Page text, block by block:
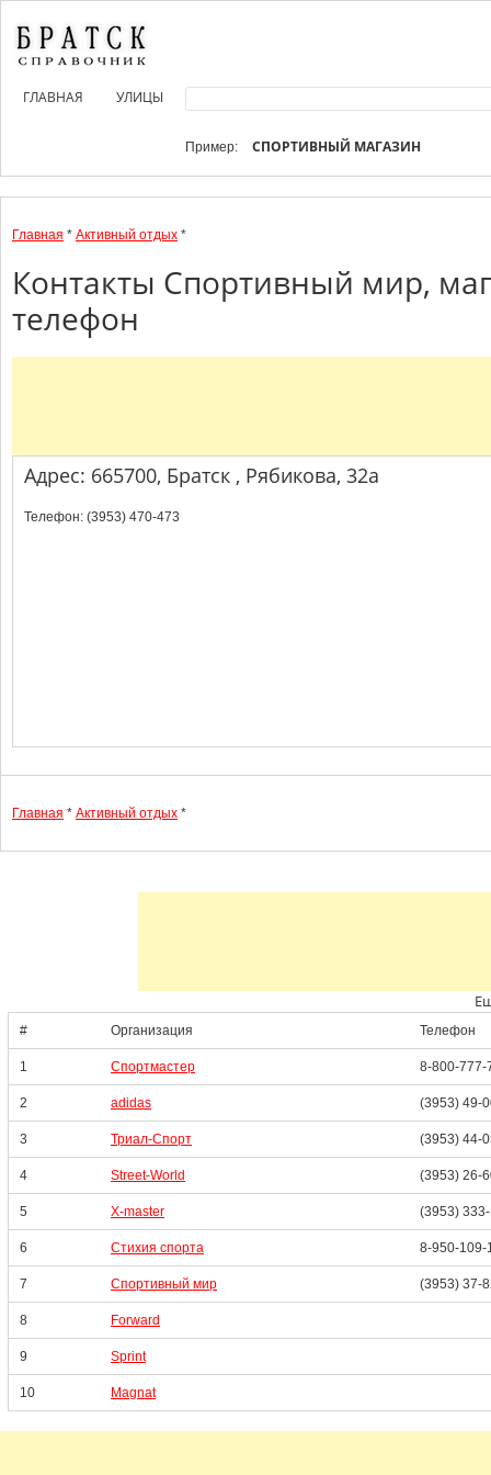
ГЛАВНАЯ УЛИЦЫ
Пример: СПОРТИВНЫЙ МАГАЗИН
Главная * Активный отдых *
Контакты Спортивный мир,
телефон
Адрес: 665700, Братск , Рябикова, 32а
Телефон: (3953) 470-473
Главная * Активный отдых *
# Организация Телефон
1 Спортмастер 8-800-777-
2 adidas (3953) 49-
3 Триал-Спорт (3953) 44-
4 Street-World (3953) 26-
5 X-master (3953)
6 Стихия спорта 8-950-109-
7 Спортивный мир (3953) 37-
8 Forward
9 Sprint
10 Magnat